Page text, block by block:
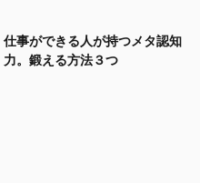
仕事ができる人が持つメタ認知
力。鍛える方法３つ